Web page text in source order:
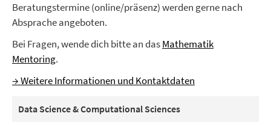
Beratungstermine (online/präsenz) werden gerne nach
Absprache angeboten.
Bei Fragen, wende dich bitte an dasMathematik
Mentoring.
→ Weitere Informationen und Kontaktdaten
Data Science & Computational Sciences